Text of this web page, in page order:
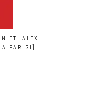
FT. ALEX
A PARIGI]